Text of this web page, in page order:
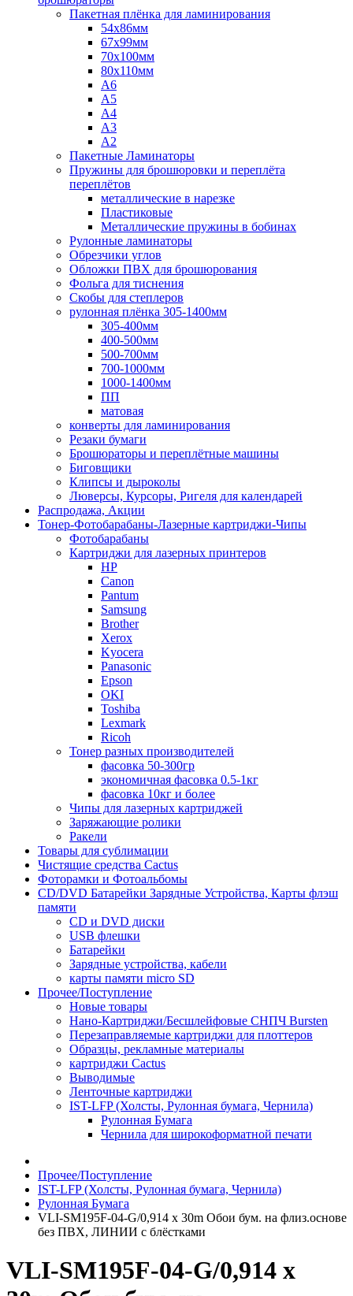
Пакетная плёнка для ламинирования
54x86мм
67x99мм
70х100мм
80x110мм
A6
A5
A4
A3
A2
Пакетные Ламинаторы
Пружины для брошюровки и переплёта
переплётов
металлические в нарезке
Пластиковые
Металлические пружины в бобинах
Рулонные ламинаторы
Обрезчики углов
Обложки ПВХ для брошюрования
Фольга для тиснения
Скобы для степлеров
рулонная плёнка 305-1400мм
305-400мм
400-500мм
500-700мм
700-1000мм
1000-1400мм
ПП
матовая
конверты для ламинирования
Резаки бумаги
Брошюраторы и переплётные машины
Биговщики
Клипсы и дыроколы
Люверсы, Курсоры, Ригеля для календарей
Распродажа, Акции
Тонер-Фотобарабаны-Лазерные картриджи-Чипы
Фотобарабаны
Картриджи для лазерных принтеров
HP
Canon
Pantum
Samsung
Brother
Xerox
Kyocera
Panasonic
Epson
OKI
Toshiba
Lexmark
Ricoh
Тонер разных производителей
фасовка 50-300гр
экономичная фасовка 0.5-1кг
фасовка 10кг и более
Чипы для лазерных картриджей
Заряжающие ролики
Ракели
Товары для сублимации
Чистящие средства Cactus
Фоторамки и Фотоальбомы
CD/DVD Батарейки Зарядные Устройства, Карты флэш
памяти
CD и DVD диски
USB флешки
Батарейки
Зарядные устройства, кабели
карты памяти micro SD
Прочее/Поступление
Новые товары
Нано-Картриджи/Бесшлейфовые СНПЧ Bursten
Перезаправляемые картриджи для плоттеров
Образцы, рекламные материалы
картриджи Cactus
Выводимые
Ленточные картриджи
IST-LFP (Холсты, Рулонная бумага, Чернила)
Рулонная Бумага
Чернила для широкоформатной печати
Прочее/Поступление
IST-LFP (Холсты, Рулонная бумага, Чернила)
Рулонная Бумага
VLI-SM195F-04-G/0,914 x 30m Обои бум. на флиз.основе
без ПВХ, ЛИНИИ с блёстками
VLI-SM195F-04-G/0,914 x